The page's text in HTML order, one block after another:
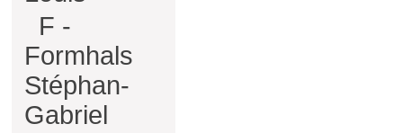
F -
Formhals
Stéphan-
Gabriel